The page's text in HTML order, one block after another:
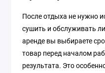
После отдыха не нужно
сушить и обслуживать
аренде вы выбираете
товар перед началом
результата. Это